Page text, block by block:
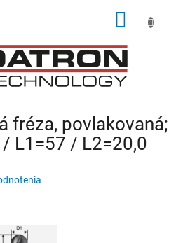
fréza, povlakovaná;
L1=57 / L2=20,0